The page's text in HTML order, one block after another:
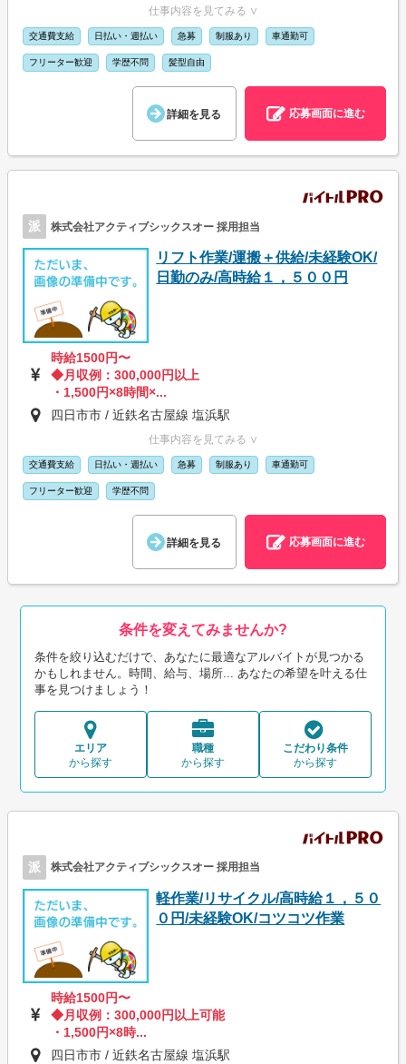
仕事内容を見てみる ∨
交通費支給 日払い・週払い 急募 制服あり 車通勤可
フリーター歓迎 学歴不問 髪型自由
詳細を見る 応募画面に進む
派 株式会社アクティブシックスオー 採用担当
リフト作業/運搬＋供給/未経験OK/
日勤のみ/高時給１，５００円
時給1500円〜
◆月収例：300,000円以上
・1,500円×8時間×...
四日市市 / 近鉄名古屋線 塩浜駅
仕事内容を見てみる ∨
交通費支給 日払い・週払い 急募 制服あり 車通勤可
フリーター歓迎 学歴不問
詳細を見る 応募画面に進む
条件を変えてみませんか?
条件を絞り込むだけで、あなたに最適なアルバイトが見つかる
かもしれません。時間、給与、場所... あなたの希望を叶える仕
事を見つけましょう！
エリア
から探す
職種
から探す
こだわり条件
から探す
派 株式会社アクティブシックスオー 採用担当
軽作業/リサイクル/高時給１，５０
０円/未経験OK/コツコツ作業
時給1500円〜
◆月収例：300,000円以上可能
・1,500円×8時...
四日市市 / 近鉄名古屋線 塩浜駅